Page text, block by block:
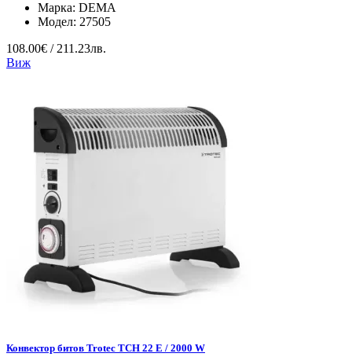
Марка: DEMA
Модел: 27505
108.00€ / 211.23лв.
Виж
Конвектор битов Trotec TCH 22 E / 2000 W